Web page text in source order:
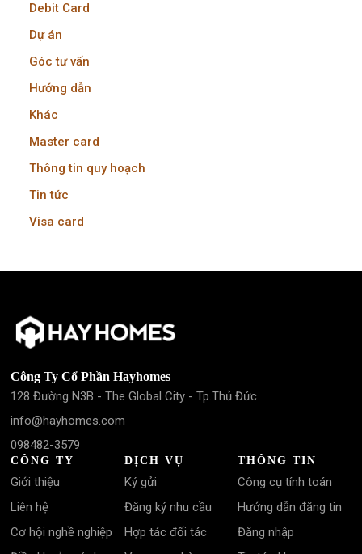
Debit Card
Dự án
Góc tư vấn
Hướng dẫn
Khác
Master card
Thông tin quy hoạch
Tin tức
Visa card
Công Ty Cổ Phần Hayhomes
128 Đường N3B - The Global City - Tp.Thủ Đức
info@hayhomes.com
098482-3579
CÔNG TY
Giới thiệu
Liên hệ
Cơ hội nghề nghiệp
DỊCH VỤ
Ký gửi
Đăng ký nhu cầu
Hợp tác đối tác
THÔNG TIN
Công cụ tính toán
Hướng dẫn đăng tin
Đăng nhập